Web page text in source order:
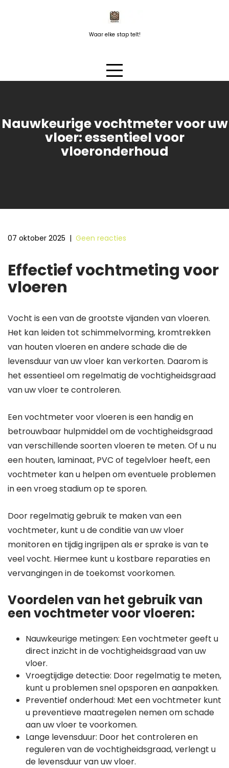
Waar elke stap telt!
Nauwkeurige vochtmeter voor uw
vloer: essentieel voor
vloeronderhoud
07 oktober 2025 | Geen reacties
Effectief vochtmeting voor
vloeren
Vocht is een van de grootste vijanden van vloeren.
Het kan leiden tot schimmelvorming, kromtrekken
van houten vloeren en andere schade die de
levensduur van uw vloer kan verkorten. Daarom is
het essentieel om regelmatig de vochtigheidsgraad
van uw vloer te controleren.
Een vochtmeter voor vloeren is een handig en
betrouwbaar hulpmiddel om de vochtigheidsgraad
van verschillende soorten vloeren te meten. Of u nu
een houten, laminaat, PVC of tegelvloer heeft, een
vochtmeter kan u helpen om eventuele problemen
in een vroeg stadium op te sporen.
Door regelmatig gebruik te maken van een
vochtmeter, kunt u de conditie van uw vloer
monitoren en tijdig ingrijpen als er sprake is van te
veel vocht. Hiermee kunt u kostbare reparaties en
vervangingen in de toekomst voorkomen.
Voordelen van het gebruik van
een vochtmeter voor vloeren:
Nauwkeurige metingen: Een vochtmeter geeft u
direct inzicht in de vochtigheidsgraad van uw
vloer.
Vroegtijdige detectie: Door regelmatig te meten,
kunt u problemen snel opsporen en aanpakken.
Preventief onderhoud: Met een vochtmeter kunt
u preventieve maatregelen nemen om schade
aan uw vloer te voorkomen.
Lange levensduur: Door het controleren en
reguleren van de vochtigheidsgraad, verlengt u
de levensduur van uw vloer.